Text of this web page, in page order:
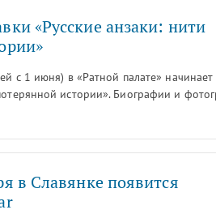
«Русские анзаки: нити
с 1 июня) в «Ратной палате» начинает
истории». Биографии и
в Славянке появится